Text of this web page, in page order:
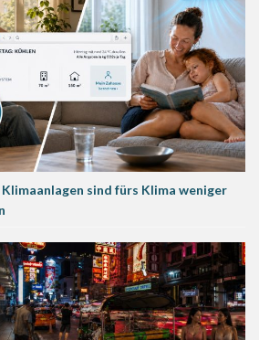
sind fürs Klima weniger